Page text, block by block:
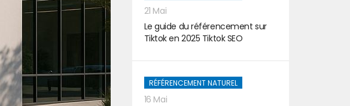
21 Mai
Le guide du référencement sur
Tiktok en 2025 Tiktok SEO
RÉFÉRENCEMENT NATUREL
16 Mai